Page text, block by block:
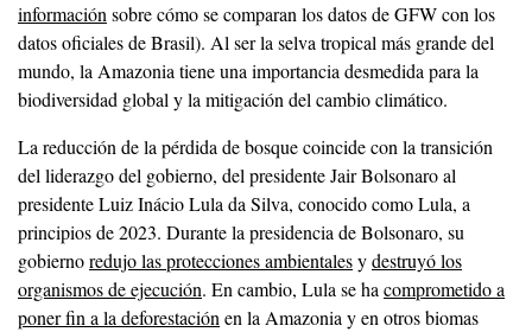
información sobre cómo se comparan los datos de GFW con los
datos oficiales de Brasil). Al ser la selva tropical más grande del
mundo, la Amazonia tiene una importancia desmedida para la
biodiversidad global y la mitigación del cambio climático.
La reducción de la pérdida de bosque coincide con la transición
del liderazgo del gobierno, del presidente Jair Bolsonaro al
presidente Luiz Inácio Lula da Silva, conocido como Lula, a
principios de 2023. Durante la presidencia de Bolsonaro, su
gobiernoredujo las protecciones ambientalesydestruyó los
organismos de ejecución. En cambio, Lula se ha comprometido a
poner fin a la deforestación en la Amazonia y en otros biomas